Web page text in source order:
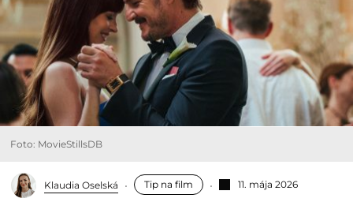
Foto: MovieStillsDB
Klaudia Oselská Tip na film 11. mája 2026